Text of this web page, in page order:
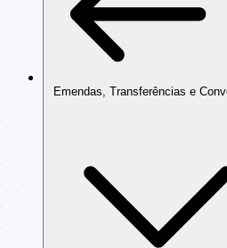
Emendas, Transferências e